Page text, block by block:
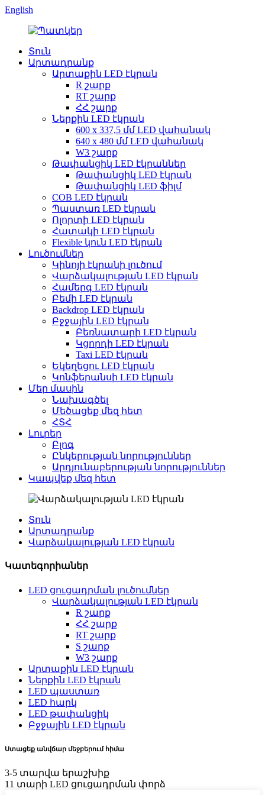
English
Տուն
Արտադրանք
Արտաքին LED էկրան
R շարք
RT շարք
ՀՀ շարք
Ներքին LED էկրան
600 x 337,5 մմ LED վահանակ
640 x 480 մմ LED վահանակ
W3 շարք
Թափանցիկ LED էկրաններ
Թափանցիկ LED էկրան
Թափանցիկ LED ֆիլմ
COB LED էկրան
Պաստառ LED էկրան
Ոլորտի LED էկրան
Հատակի LED էկրան
Flexible կուն LED էկրան
Լուծումներ
Կինոյի էկրանի լուծում
Վարձակալության LED էկրան
Համերգ LED էկրան
Բեմի LED էկրան
Backdrop LED էկրան
Բջջային LED էկրան
Բեռնատարի LED էկրան
Կցորդի LED էկրան
Taxi LED էկրան
Եկեղեցու LED էկրան
Կոնֆերանսի LED էկրան
Մեր մասին
Նախագծել
Մեծացեք մեզ հետ
ՀՏՀ
Լուրեր
Բլոգ
Ընկերության նորություններ
Արդյունաբերության նորություններ
Կապվեք մեզ հետ
Տուն
Արտադրանք
Վարձակալության LED էկրան
Կատեգորիաներ
LED ցուցադրման լուծումներ
Վարձակալության LED էկրան
R շարք
ՀՀ շարք
RT շարք
S շարք
W3 շարք
Արտաքին LED էկրան
Ներքին LED էկրան
LED պաստառ
LED հարկ
LED թափանցիկ
Բջջային LED էկրան
Ստացեք անվճար մեջբերում հիմա
3-5 տարվա երաշխիք
11 տարի LED ցուցադրման փորձ